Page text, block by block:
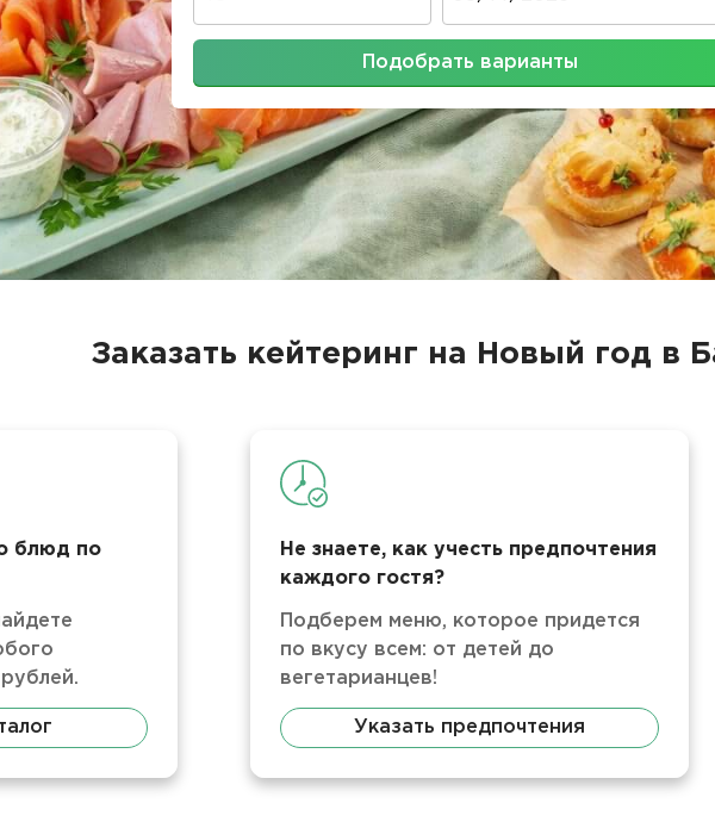
Подобрать варианты
Заказать кейтеринг на Новый год в
блюд по
Не знаете, как учесть предпочтения
каждого гостя?
Подберем меню, которое придется
по вкусу всем: от детей до
вегетарианцев!
Указать предпочтения